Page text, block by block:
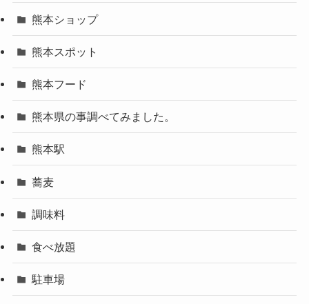
熊本ショップ
熊本スポット
熊本フード
熊本県の事調べてみました。
熊本駅
蕎麦
調味料
食べ放題
駐車場